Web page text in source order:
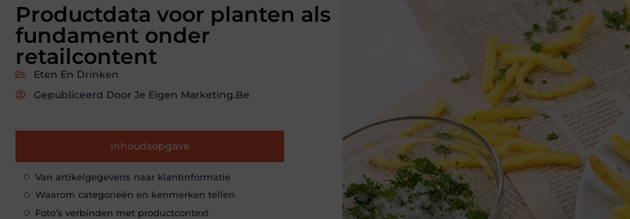
Productdata voor planten als
fundament onder
retailcontent
Eten En Drinken
Gepubliceerd Door Je Eigen Marketing.be
Inhoudsopgave
Van artikelgegevens naar klantinformatie
Waarom categorieën en kenmerken tellen
Foto’s verbinden met productcontext